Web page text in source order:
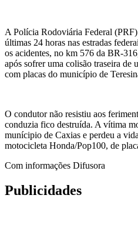
A Polícia Rodoviária Federal
últimas 24 horas nas estradas
os acidentes, no km 576 da BR-
após sofrer uma colisão traseira de
com placas do município de
O condutor não resistiu aos
conduzia fico destruída. A vítima
munícipio de Caxias e perdeu a
motocicleta Honda/Pop100, de
Com informações Difusora
Publicidades